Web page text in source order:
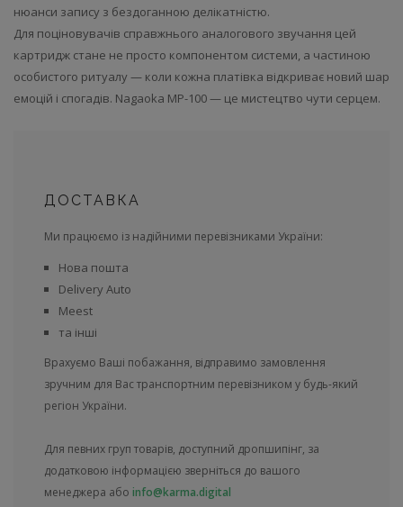
нюанси запису з бездоганною делікатністю.
Для поціновувачів справжнього аналогового звучання цей
картридж стане не просто компонентом системи, а частиною
особистого ритуалу — коли кожна платівка відкриває новий шар
емоцій і спогадів. Nagaoka MP-100 — це мистецтво чути серцем.
ДОСТАВКА
Ми працюємо із надійними перевізниками України:
Нова пошта
Delivery Auto
Meest
та інші
Врахуємо Ваші побажання, відправимо замовлення
зручним для Вас транспортним перевізником у будь-який
регіон України.
Для певних груп товарів, доступний дропшипінг, за
додатковою інформацією зверніться до вашого
менеджера або info@karma.digital